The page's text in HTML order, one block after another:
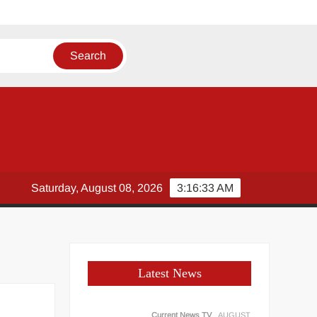
3:16:34 AM
Saturday, August 08, 2026
Latest News
Current News TV
AUGUST